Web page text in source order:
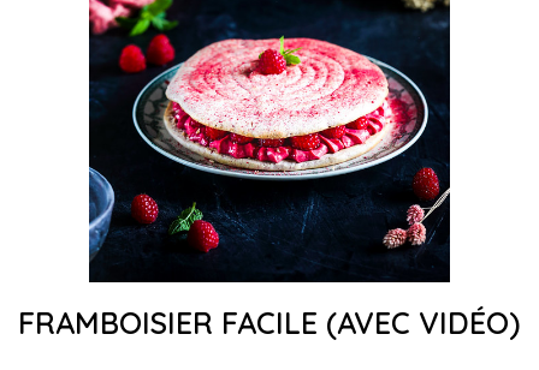
FRAMBOISIER FACILE (AVEC VIDÉO)